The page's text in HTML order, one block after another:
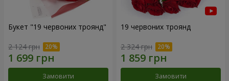
Букет "19 червоних троянд"
2 124 грн
Замовити
19 червоних троянд
2 324 грн
Замовити